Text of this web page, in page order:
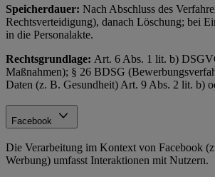
Speicherdauer: Nach Abschluss des
Rechtsverteidigung), danach Löschung; bei
in die Personalakte.
Rechtsgrundlage: Art. 6 Abs. 1 lit. b)
Maßnahmen); § 26 BDSG
Daten (z. B. Gesundheit) Art. 9 Abs. 2 lit. b)
Facebook
Die Verarbeitung im Kontext von Facebook
Werbung) umfasst Interaktionen mit Nutzern.